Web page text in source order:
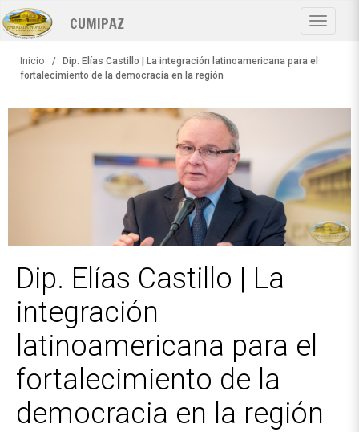
Pasar
al
contenido
Toggle
CUMIPAZ
Inicio
Dip. Elías Castillo | La integración latinoamericana para el
fortalecimiento de la democracia en la región
Dip. Elías Castillo | La
integración
latinoamericana para el
fortalecimiento de la
democracia en la región